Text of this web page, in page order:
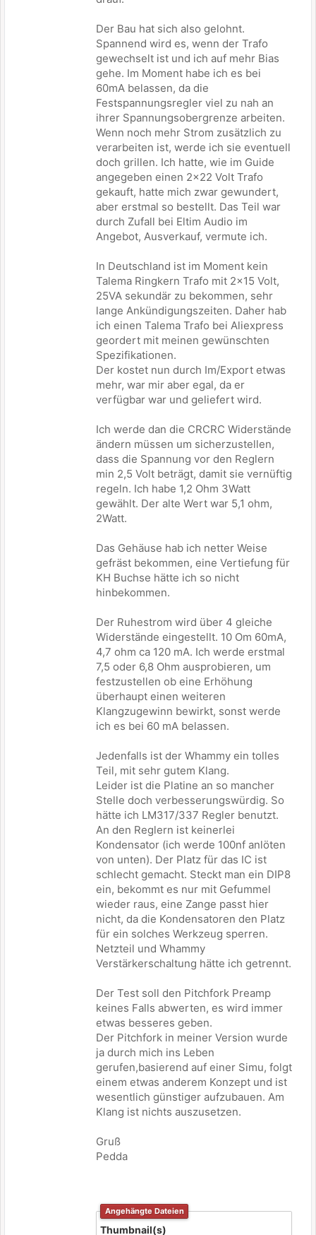
Der Bau hat sich also gelohnt.
Spannend wird es, wenn der Trafo
gewechselt ist und ich auf mehr Bias
gehe. Im Moment habe ich es bei
60mA belassen, da die
Festspannungsregler viel zu nah an
ihrer Spannungsobergrenze arbeiten.
Wenn noch mehr Strom zusätzlich zu
verarbeiten ist, werde ich sie eventuell
doch grillen. Ich hatte, wie im Guide
angegeben einen 2x22 Volt Trafo
gekauft, hatte mich zwar gewundert,
aber erstmal so bestellt. Das Teil war
durch Zufall bei Eltim Audio im
Angebot, Ausverkauf, vermute ich.
In Deutschland ist im Moment kein
Talema Ringkern Trafo mit 2x15 Volt,
25VA sekundär zu bekommen, sehr
lange Ankündigungszeiten. Daher hab
ich einen Talema Trafo bei Aliexpress
geordert mit meinen gewünschten
Spezifikationen.
Der kostet nun durch Im/Export etwas
mehr, war mir aber egal, da er
verfügbar war und geliefert wird.
Ich werde dan die CRCRC Widerstände
ändern müssen um sicherzustellen,
dass die Spannung vor den Reglern
min 2,5 Volt beträgt, damit sie vernüftig
regeln. Ich habe 1,2 Ohm 3Watt
gewählt. Der alte Wert war 5,1 ohm,
2Watt.
Das Gehäuse hab ich netter Weise
gefräst bekommen, eine Vertiefung für
KH Buchse hätte ich so nicht
hinbekommen.
Der Ruhestrom wird über 4 gleiche
Widerstände eingestellt. 10 Om 60mA,
4,7 ohm ca 120 mA. Ich werde erstmal
7,5 oder 6,8 Ohm ausprobieren, um
festzustellen ob eine Erhöhung
überhaupt einen weiteren
Klangzugewinn bewirkt, sonst werde
ich es bei 60 mA belassen.
Jedenfalls ist der Whammy ein tolles
Teil, mit sehr gutem Klang.
Leider ist die Platine an so mancher
Stelle doch verbesserungswürdig. So
hätte ich LM317/337 Regler benutzt.
An den Reglern ist keinerlei
Kondensator (ich werde 100nf anlöten
von unten). Der Platz für das IC ist
schlecht gemacht. Steckt man ein DIP8
ein, bekommt es nur mit Gefummel
wieder raus, eine Zange passt hier
nicht, da die Kondensatoren den Platz
für ein solches Werkzeug sperren.
Netzteil und Whammy
Verstärkerschaltung hätte ich getrennt.
Der Test soll den Pitchfork Preamp
keines Falls abwerten, es wird immer
etwas besseres geben.
Der Pitchfork in meiner Version wurde
ja durch mich ins Leben
gerufen,basierend auf einer Simu, folgt
einem etwas anderem Konzept und ist
wesentlich günstiger aufzubauen. Am
Klang ist nichts auszusetzen.
Gruß
Pedda
Angehängte Dateien
Thumbnail(s)